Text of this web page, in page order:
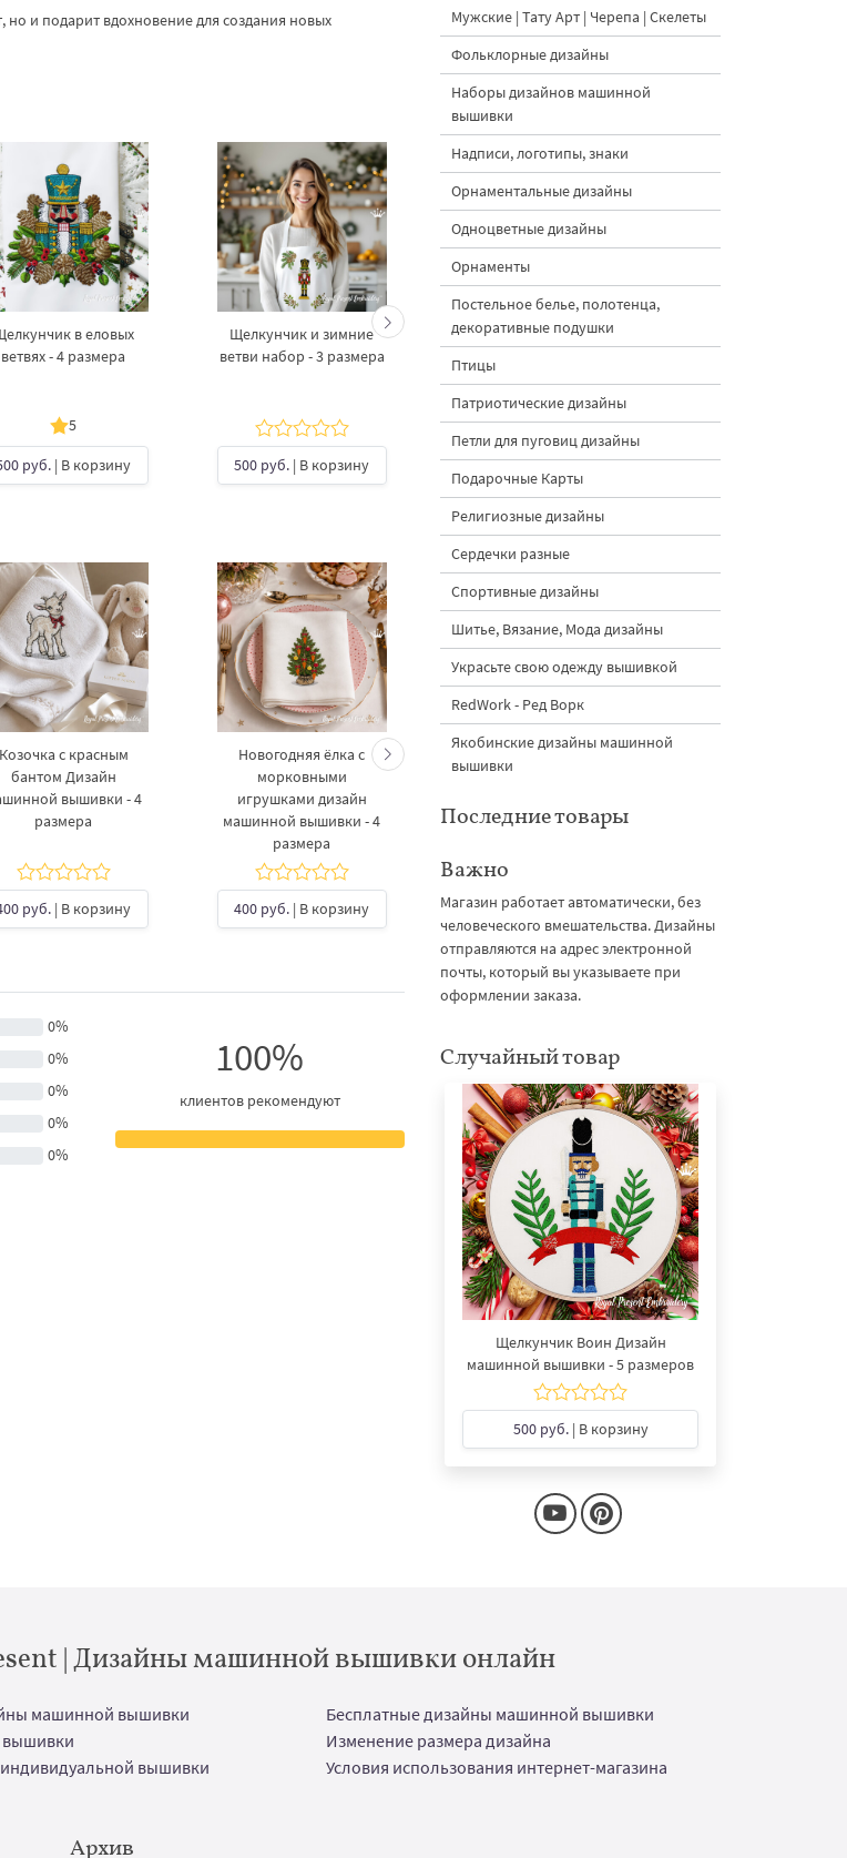
и подарит вдохновение для создания новых
в еловых
ветвях - 4 размера
5
руб. | В корзину
Щелкунчик и зимние
ветви набор - 3 размера
500 руб. | В корзину
Королевский
Щелкунчик маленький -
400 руб.| В корзину 500 руб.
Козочка с красным
бантом Дизайн
вышивки - 4
размера
руб. | В корзину
Новогодняя ёлка с
морковными
игрушками дизайн
машинной вышивки - 4
размера
400 руб. | В корзину
Кролик украшает ёлку
морковками дизайн
размера
500 руб.| В корзину
0%
0%
0%
0%
0%
100%
клиентов рекомендуют
Мужские | Тату Арт | Черепа | Скелеты
Фольклорные дизайны
Наборы дизайнов машинной
вышивки
Надписи, логотипы, знаки
Орнаментальные дизайны
Одноцветные дизайны
Орнаменты
Постельное белье, полотенца,
декоративные подушки
Птицы
Патриотические дизайны
Петли для пуговиц дизайны
Подарочные Карты
Религиозные дизайны
Сердечки разные
Спортивные дизайны
Шитье, Вязание, Мода дизайны
Украсьте свою одежду вышивкой
RedWork - Ред Ворк
Якобинские дизайны машинной
вышивки
Последние товары
Важно
Магазин работает автоматически, без
человеческого вмешательства. Дизайны
отправляются на адрес электронной
почты, который вы указываете при
оформлении заказа.
Случайный товар
Щелкунчик Воин Дизайн
машинной вышивки - 5 размеров
500 руб.| В корзину
| Дизайны машинной вышивки онлайн
машинной вышивки
Бесплатные дизайны машинной вышивки
вышивки
Изменение размера дизайна
вышивки Условия использования интернет-магазина
Архив